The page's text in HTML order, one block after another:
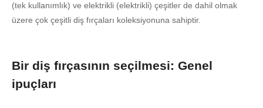
(tek kullanımlık) ve elektrikli (elektrikli) çeşitler de dahil olmak
üzere çok çeşitli diş fırçaları koleksiyonuna sahiptir.
Bir diş fırçasının seçilmesi: Genel
ipuçları